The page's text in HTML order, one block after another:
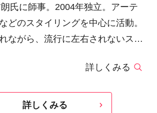
氏に師事。2004年独立。アーテ
どのスタイリングを中心に活動。
ながら、流行に左右されないスタ
ら全幅の信頼を寄せられている。
ーパーアリーナライブ衣装、
詳しくみる
詳しくみる